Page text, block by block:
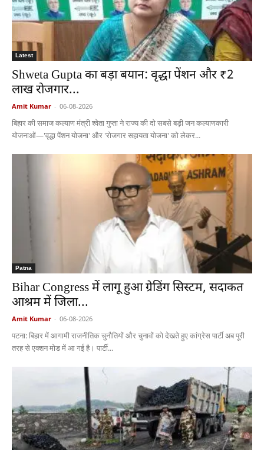
Latest
Shweta Gupta का बड़ा बयान: वृद्धा पेंशन और ₹2
लाख रोजगार...
Amit Kumar - 06-08-2026
बिहार की समाज कल्याण मंत्री श्वेता गुप्ता ने राज्य की दो सबसे बड़ी जन कल्याणकारी
योजनाओं—'वृद्धा पेंशन योजना' और 'रोजगार सहायता योजना' को लेकर...
Patna
Bihar Congress में लागू हुआ ग्रेडिंग सिस्टम, सदाकत
आश्रम में जिला...
Amit Kumar - 06-08-2026
पटना: बिहार में आगामी राजनीतिक चुनौतियों और चुनावों को देखते हुए कांग्रेस पार्टी अब पूरी
तरह से एक्शन मोड में आ गई है। पार्टी...